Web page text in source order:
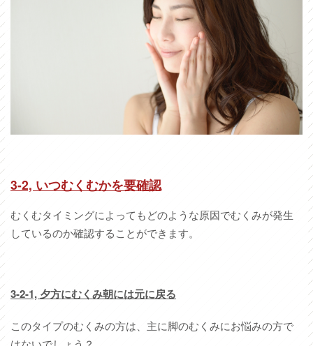
3-2, いつむくむかを要確認
むくむタイミングによってもどのような原因でむくみが発生
しているのか確認することができます。
3-2-1, 夕方にむくみ朝には元に戻る
このタイプのむくみの方は、主に脚のむくみにお悩みの方で